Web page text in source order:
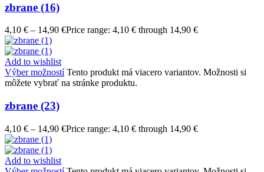
zbrane (16)
4,10 € – 14,90 €Price range: 4,10 € through 14,90 €
Add to wishlist
Výber možností Tento produkt má viacero variantov. Možnosti si
môžete vybrať na stránke produktu.
zbrane (23)
4,10 € – 14,90 €Price range: 4,10 € through 14,90 €
Add to wishlist